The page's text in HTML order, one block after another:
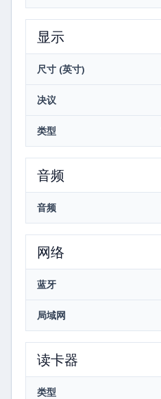
显示
尺寸 (英寸)
决议
类型
音频
音频
网络
蓝牙
局域网
读卡器
类型